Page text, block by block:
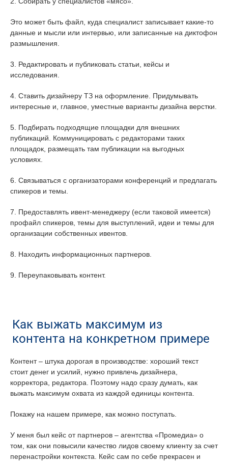
Это может быть файл, куда специалист записывает какие-то
данные и мысли или интервью, или записанные на диктофон
размышления.
3. Редактировать и публиковать статьи, кейсы и
исследования.
4. Ставить дизайнеру ТЗ на оформление. Придумывать
интересные и, главное, уместные варианты дизайна верстки.
5. Подбирать подходящие площадки для внешних
публикаций. Коммуницировать с редакторами таких
площадок, размещать там публикации на выгодных
условиях.
6. Связываться с организаторами конференций и предлагать
спикеров и темы.
7. Предоставлять ивент-менеджеру (если таковой имеется)
профайл спикеров, темы для выступлений, идеи и темы для
организации собственных ивентов.
8. Находить информационных партнеров.
9. Переупаковывать контент.
Как выжать максимум из
контента на конкретном примере
Контент – штука дорогая в производстве: хороший текст
стоит денег и усилий, нужно привлечь дизайнера,
корректора, редактора. Поэтому надо сразу думать, как
выжать максимум охвата из каждой единицы контента.
Покажу на нашем примере, как можно поступать.
У меня был кейс от партнеров – агентства «Промедиа» о
том, как они повысили качество лидов своему клиенту за счет
перенастройки контекста. Кейс сам по себе прекрасен и